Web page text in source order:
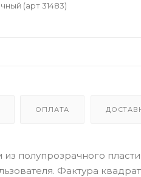
(арт 31483)
ОПЛАТА
полупрозрачного
Фактура